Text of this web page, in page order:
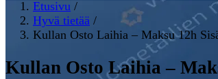
Etusivu /
Hyvä tietää /
Kullan Osto Laihia – Maksu 12h
Kullan Osto Laihia –